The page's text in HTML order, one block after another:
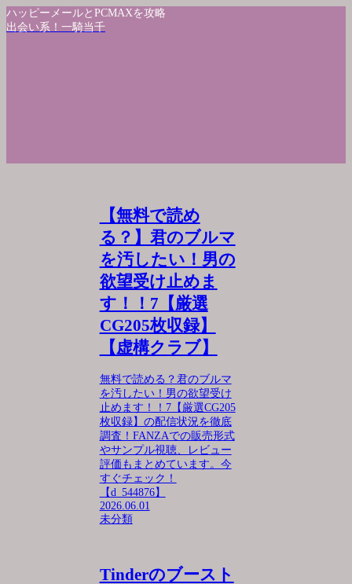
ハッピーメールとPCMAXを攻略
出会い系！一騎当千
【無料で読め
る？】君のブルマ
を汚したい！男の
欲望受け止めま
す！！7【厳選
CG205枚収録】
【虚構クラブ】
無料で読める？君のブルマ
を汚したい！男の欲望受け
止めます！！7【厳選CG205
枚収録】の配信状況を徹底
調査！FANZAでの販売形式
やサンプル視聴、レビュー
評価もまとめています。今
すぐチェック！
【d_544876】
2026.06.01
未分類
Tinderのブースト